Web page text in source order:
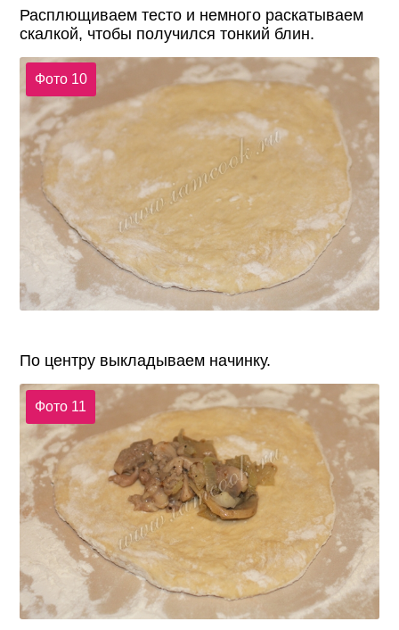
Расплющиваем тесто и немного раскатываем
скалкой, чтобы получился тонкий блин.
Фото 10
По центру выкладываем начинку.
Фото 11